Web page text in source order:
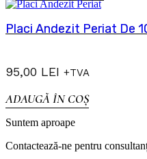
Placi Andezit Periat De
95,00 LEI +TVA
ADAUGĂ ÎN COȘ
Suntem aproape
Contactează-ne pentru